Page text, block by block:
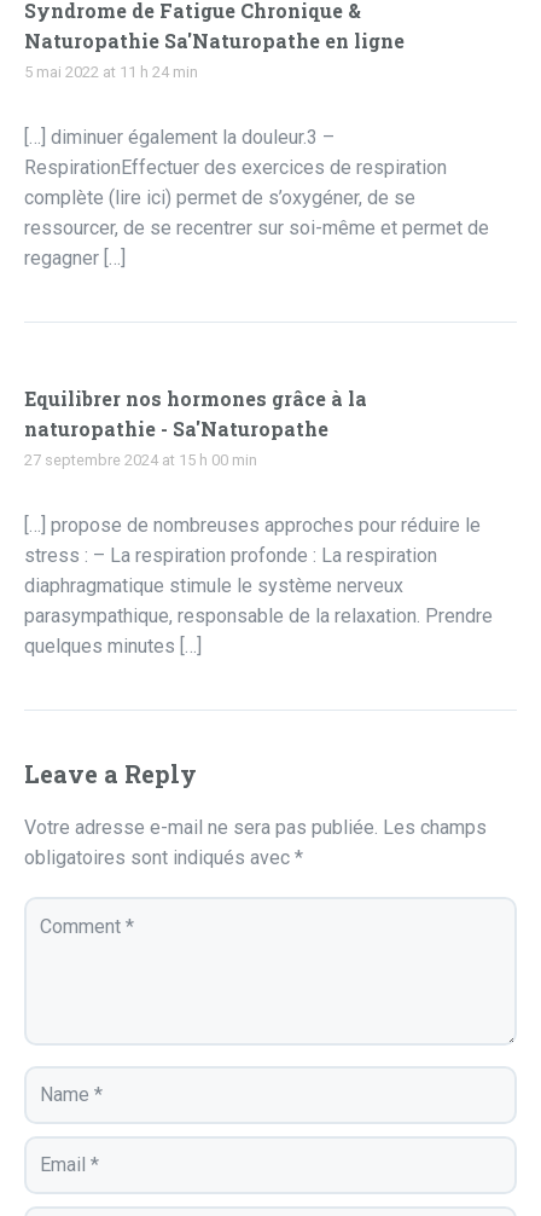
Syndrome de Fatigue Chronique &
Naturopathie Sa'Naturopathe en ligne
5 mai 2022 at 11 h 24 min
[…] diminuer également la douleur.3 –
RespirationEffectuer des exercices de respiration
complète (lire ici) permet de s’oxygéner, de se
ressourcer, de se recentrer sur soi-même et permet de
regagner […]
Equilibrer nos hormones grâce à la
naturopathie - Sa'Naturopathe
27 septembre 2024 at 15 h 00 min
[…] propose de nombreuses approches pour réduire le
stress : – La respiration profonde : La respiration
diaphragmatique stimule le système nerveux
parasympathique, responsable de la relaxation. Prendre
quelques minutes […]
Leave a Reply
Votre adresse e-mail ne sera pas publiée. Les champs
obligatoires sont indiqués avec *